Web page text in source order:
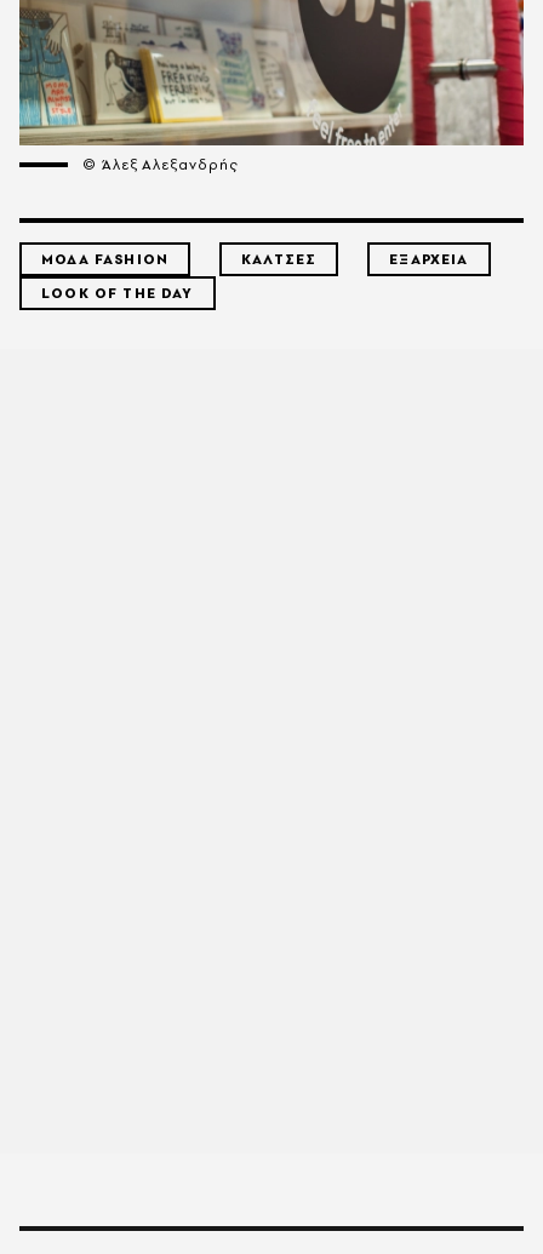
© Άλεξ Αλεξανδρής
ΜΟΔΑ FASHION ΚΑΛΤΣΕΣ
ΕΞΑΡΧΕΙΑ
LOOK OF THE DAY